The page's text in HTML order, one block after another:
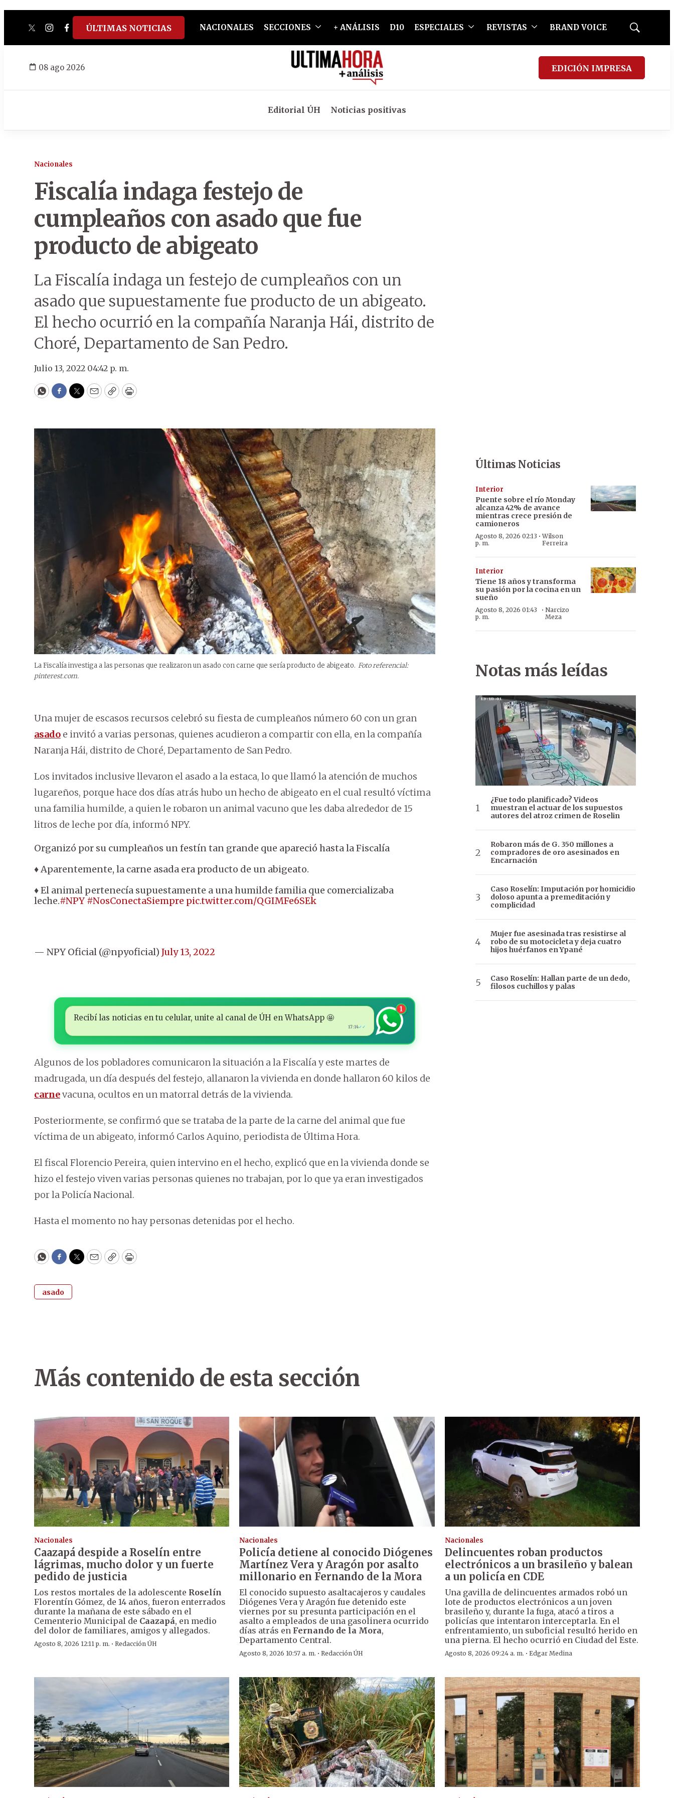
twitterinstagram
facebook
tiktokyoutube
spotify
ÚLTIMAS NOTICIAS NACIONALES SECCIONES + ANÁLISIS D10 ESPECIALES REVISTAS BRAND VOICE
Mostrar
08 ago 2026 EDICIÓN IMPRESA
Editorial ÚH Noticias positivas
Nacionales
Fiscalía indaga festejo de
cumpleaños con asado que fue
producto de abigeato
La Fiscalía indaga un festejo de cumpleaños con un
asado que supuestamente fue producto de un abigeato.
El hecho ocurrió en la compañía Naranja Hái, distrito de
Choré, Departamento de San Pedro.
Julio 13, 2022 04:42 p. m.
WhatsApp
Facebook
Twitter
EmailCopyPrint
La Fiscalía investiga a las personas que realizaron un asado con carne que sería producto de abigeato. Foto referencial:
pinterest.com.
Una mujer de escasos recursos celebró su fiesta de cumpleaños número 60 con un gran
asado e invitó a varias personas, quienes acudieron a compartir con ella, en la compañía
Naranja Hái, distrito de Choré, Departamento de San Pedro.
Los invitados inclusive llevaron el asado a la estaca, lo que llamó la atención de muchos
lugareños, porque hace dos días atrás hubo un hecho de abigeato en el cual resultó víctima
una familia humilde, a quien le robaron un animal vacuno que les daba alrededor de 15
litros de leche por día, informó NPY.
Organizó por su cumpleaños un festín tan grande que apareció hasta la Fiscalía
♦ Aparentemente, la carne asada era producto de un abigeato.
♦ El animal pertenecía supuestamente a una humilde familia que comercializaba
leche.#NPY #NosConectaSiempre pic.twitter.com/QGIMFe6SEk
— NPY Oficial (@npyoficial) July 13, 2022
Recibí las noticias en tu celular, unite al canal de ÚH en WhatsApp 🤩
17:14✓✓
1
Algunos de los pobladores comunicaron la situación a la Fiscalía y este martes de
madrugada, un día después del festejo, allanaron la vivienda en donde hallaron 60 kilos de
carnevacuna, ocultos en un matorral detrás de la vivienda.
Posteriormente, se confirmó que se trataba de la parte de la carne del animal que fue
víctima de un abigeato, informó Carlos Aquino, periodista de Última Hora.
El fiscal Florencio Pereira, quien intervino en el hecho, explicó que en la vivienda donde se
hizo el festejo viven varias personas quienes no trabajan, por lo que ya eran investigados
por la Policía Nacional.
Hasta el momento no hay personas detenidas por el hecho.
WhatsApp
Facebook
Twitter
EmailCopyPrint
asado
Últimas Noticias
Interior
Puente sobre el río Monday
alcanza 42% de avance
mientras crece presión de
camioneros
Agosto 8, 2026 02:13
p. m.
·Wilson
Ferreira
Interior
Tiene 18 años y transforma
su pasión por la cocina en un
sueño
Agosto 8, 2026 01:43
p. m.
·Narcizo
Meza
Notas más leídas
¿Fue todo planificado? Videos
muestran el actuar de los supuestos
autores del atroz crimen de Roselin
Robaron más de G. 350 millones a
compradores de oro asesinados en
Encarnación
Caso Roselín: Imputación por homicidio
doloso apunta a premeditación y
complicidad
Mujer fue asesinada tras resistirse al
robo de su motocicleta y deja cuatro
hijos huérfanos en Ypané
Caso Roselín: Hallan parte de un dedo,
filosos cuchillos y palas
Más contenido de esta sección
Nacionales
Caazapá despide a Roselín entre
lágrimas, mucho dolor y un fuerte
pedido de justicia
Los restos mortales de la adolescente Roselín
Florentín Gómez, de 14 años, fueron enterrados
durante la mañana de este sábado en el
Cementerio Municipal de Caazapá, en medio
del dolor de familiares, amigos y allegados.
Agosto 8, 2026 12:11 p. m. · Redacción ÚH
Nacionales
Policía detiene al conocido Diógenes
Martínez Vera y Aragón por asalto
millonario en Fernando de la Mora
El conocido supuesto asaltacajeros y caudales
Diógenes Vera y Aragón fue detenido este
viernes por su presunta participación en el
asalto a empleados de una gasolinera ocurrido
días atrás en Fernando de la Mora,
Departamento Central.
Agosto 8, 2026 10:57 a. m. ·Redacción ÚH
Nacionales
Delincuentes roban productos
electrónicos a un brasileño y balean
a un policía en CDE
Una gavilla de delincuentes armados robó un
lote de productos electrónicos a un joven
brasileño y, durante la fuga, atacó a tiros a
policías que intentaron interceptarla. En el
enfrentamiento, un suboficial resultó herido en
una pierna. El hecho ocurrió en Ciudad del Este.
Agosto 8, 2026 09:24 a. m. · Edgar Medina